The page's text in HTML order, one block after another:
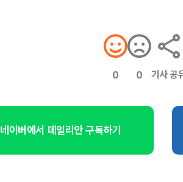
0 0 기사 공
네이버에서 데일리안 구독하기